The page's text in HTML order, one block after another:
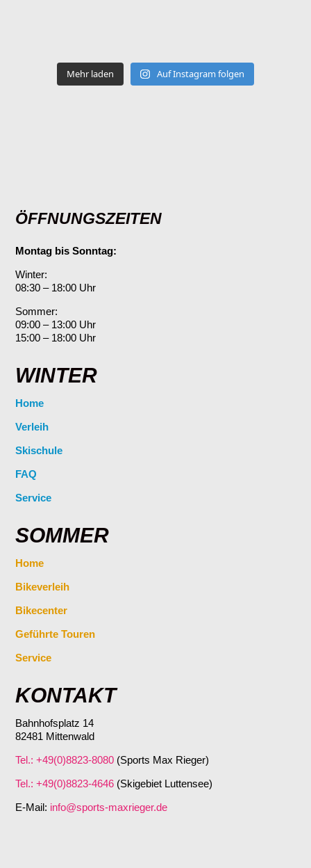
Mehr laden Auf Instagram folgen
ÖFFNUNGSZEITEN
Montag bis Sonntag:
Winter:
08:30 – 18:00 Uhr
Sommer:
09:00 – 13:00 Uhr
15:00 – 18:00 Uhr
WINTER
Home
Verleih
Skischule
FAQ
Service
SOMMER
Home
Bikeverleih
Bikecenter
Geführte Touren
Service
KONTAKT
Bahnhofsplatz 14
82481 Mittenwald
Tel.: +49(0)8823-8080 (Sports Max Rieger)
Tel.: +49(0)8823-4646 (Skigebiet Luttensee)
E-Mail: info@sports-maxrieger.de